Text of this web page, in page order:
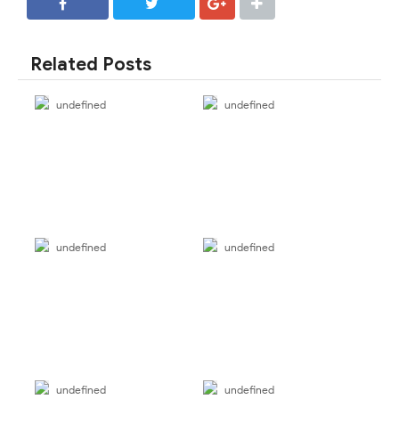
Related Posts
undefined undefined
undefined undefined
undefined undefined